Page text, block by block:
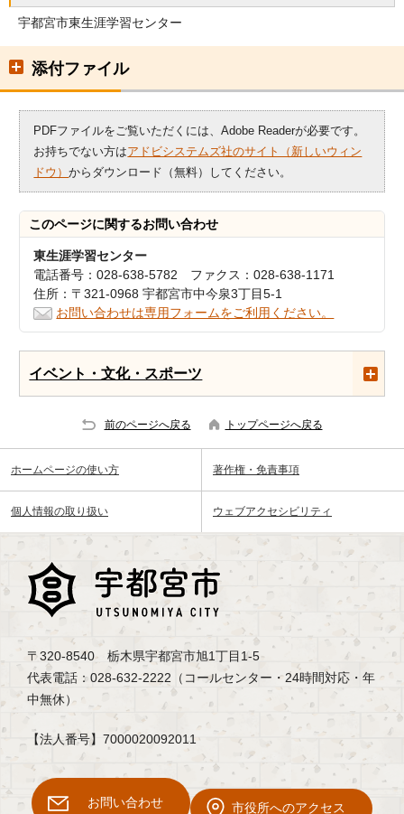
宇都宮市東生涯学習センター
添付ファイル
PDFファイルをご覧いただくには、Adobe Readerが必要です。
お持ちでない方はアドビシステムズ社のサイト（新しいウィン
ドウ）からダウンロード（無料）してください。
このページに関するお問い合わせ
東生涯学習センター
電話番号：028-638-5782 ファクス：028-638-1171
住所：〒321-0968 宇都宮市中今泉3丁目5-1
お問い合わせは専用フォームをご利用ください。
イベント・文化・スポーツ
前のページへ戻る トップページへ戻る
ホームページの使い方 著作権・免責事項
個人情報の取り扱い ウェブアクセシビリティ
〒320-8540 栃木県宇都宮市旭1丁目1-5
代表電話：028-632-2222（コールセンター・24時間対応・年
中無休）
【法人番号】7000020092011
お問い合わせ 市役所へのアクセス